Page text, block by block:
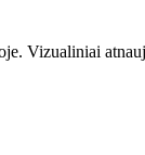
Vizualiniai